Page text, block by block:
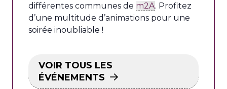
différentes communes de m2A. Profitez
d’une multitude d’animations pour une
soirée inoubliable !
VOIR TOUS LES
ÉVÉNEMENTS